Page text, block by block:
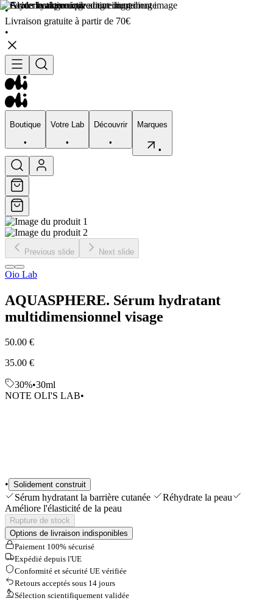
•
Livraison gratuite à partir de 70€
•
Boutique
•
Votre Lab
•
Découvrir
•
Marques
•
Boutique
•
Votre Lab
Visage
Shop All
Previous slide Next slide
Oio Lab
AQUASPHERE. Sérum hydratant
multidimensionnel visage
50.00 €
35.00 €
30%•30ml
NOTE OLI'S LAB•
• Solidement construit
Sérum hydratant la barrière cutanée
Réhydrate la peau
Améliore l'élasticité de la peau
Rupture de stock
Options de livraison indisponibles
Paiement 100% sécurisé
Expédié depuis l'UE
Conformité et sécurité UE vérifiée
Retours acceptés sous 14 jours
Sélection scientifiquement validée